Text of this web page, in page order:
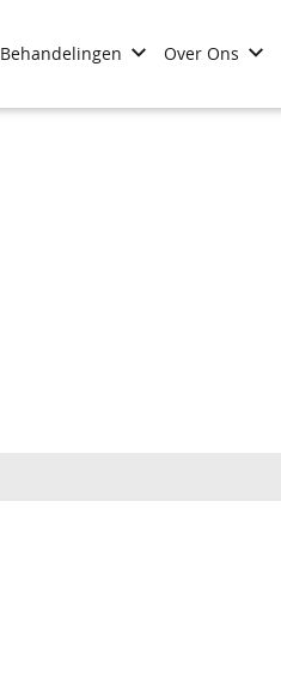
Behandelingen Over Ons